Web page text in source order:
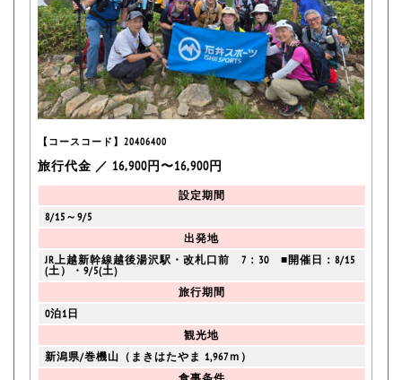
【コースコード】20406400
旅行代金 ／ 16,900円〜16,900円
設定期間
8/15～9/5
出発地
JR上越新幹線越後湯沢駅・改札口前 7：30 ■開催日：8/15
(土）・9/5(土)
旅行期間
0泊1日
観光地
新潟県/巻機山（まきはたやま 1,967ｍ）